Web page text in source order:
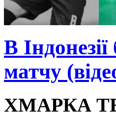
В
матчу
ХМАРКА